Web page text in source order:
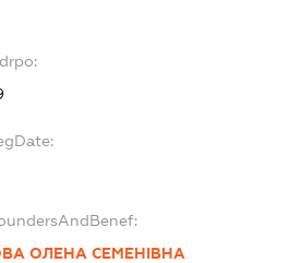
ОЛЕНА СЕМЕНІВНА